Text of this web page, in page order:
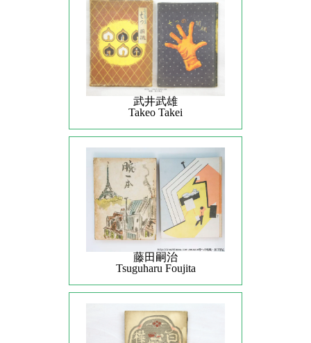
武井武雄
Takeo Takei
藤田嗣治
Tsuguharu Foujita